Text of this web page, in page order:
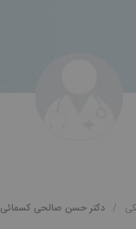
دکتر حسن صالحی کسمائی